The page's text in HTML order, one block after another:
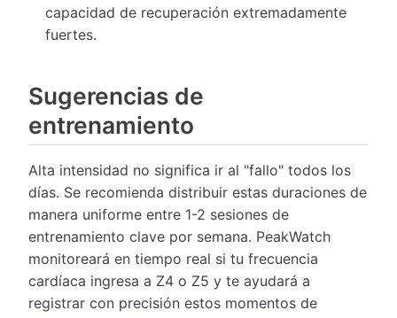
capacidad de recuperación extremadamente
fuertes.
Sugerencias de
entrenamiento
Alta intensidad no significa ir al "fallo" todos los
días. Se recomienda distribuir estas duraciones de
manera uniforme entre 1-2 sesiones de
entrenamiento clave por semana. PeakWatch
monitoreará en tiempo real si tu frecuencia
cardíaca ingresa a Z4 o Z5 y te ayudará a
registrar con precisión estos momentos de